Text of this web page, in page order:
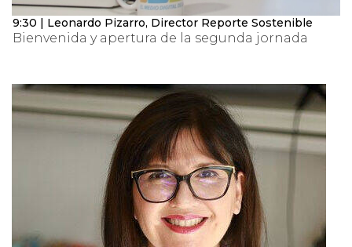
9:30 | Leonardo Pizarro, Director Reporte Sostenible
Bienvenida y apertura de la segunda jornada